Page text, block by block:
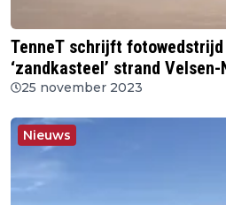
TenneT schrijft
‘zandkasteel’ strand Velsen-
25 november 2023
Nieuws